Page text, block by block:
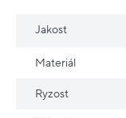
Jakost
Materiál
Ryzost